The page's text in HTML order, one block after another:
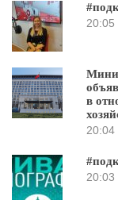
20:05
в
20:04
20:03